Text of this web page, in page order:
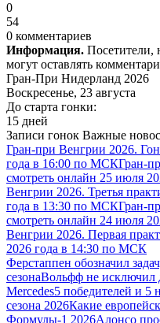
0
54
0 комментариев
Информация. Посетители,
могут оставлять
Гран-При Нидерланд 2026
Воскресенье, 23 августа
До старта гонки:
15 дней
Записи гонок Важные
Гран-при Венгрии 2026.
года в 16:00 по МСКГран-
смотреть онлайн 25 июля
Венгрии 2026. Третья
года в 13:30 по МСКГран-
смотреть онлайн 24 июля
Венгрии 2026. Первая
2026 года в 14:30 по МСК
Ферстаппен обозначил
сезонаВольфф не исключил
Mercedes5 победителей и 5
сезона 2026Какие
Формулы-1 2026Алонсо